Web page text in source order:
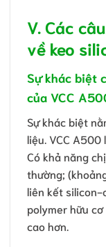
V. Các
về keo
Sự khác biệt
của VCC
Sự khác biệt
liệu. VCC A500
Có khả năng
thường;
liên kết silicon-
polymer hữu
cao hơn.